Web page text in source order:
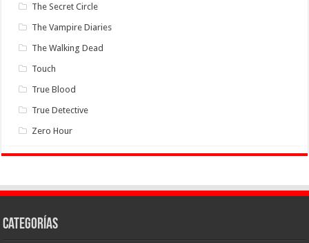
The Secret Circle
The Vampire Diaries
The Walking Dead
Touch
True Blood
True Detective
Zero Hour
Categorías